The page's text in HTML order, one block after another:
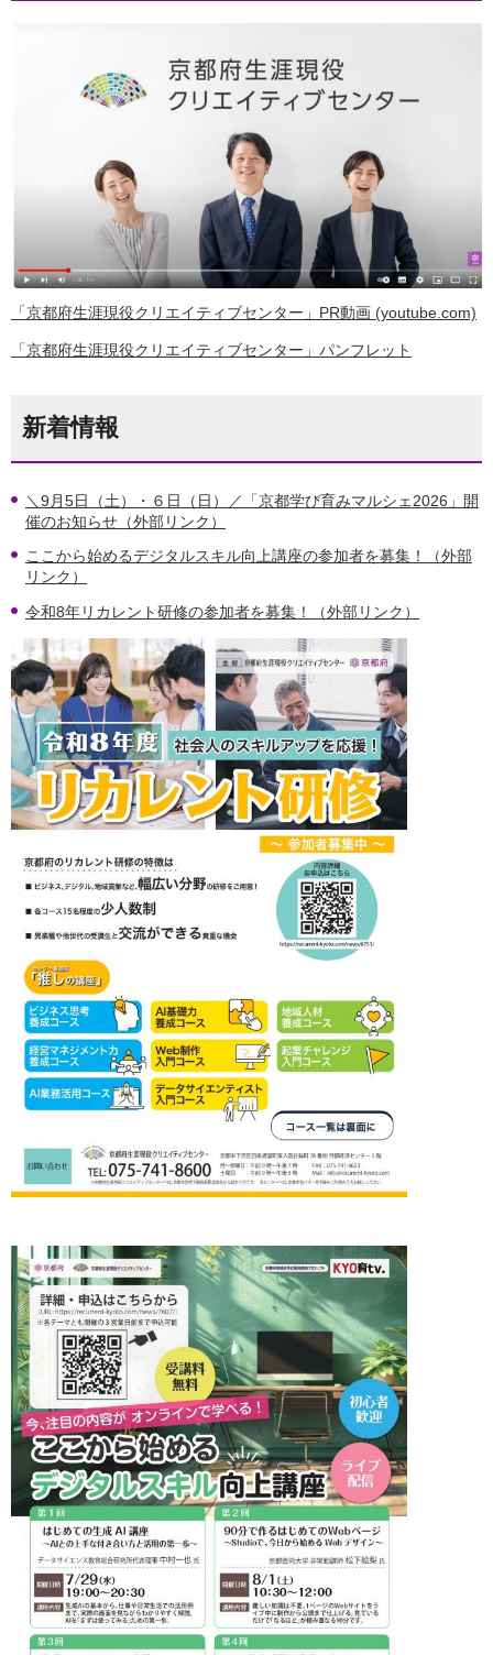
「京都府生涯現役クリエイティブセンター」PR動画 (youtube.com)
「京都府生涯現役クリエイティブセンター」パンフレット
新着情報
＼9月5日（土）・６日（日）／「京都学び育みマルシェ2026」開
催のお知らせ（外部リンク）
ここから始めるデジタルスキル向上講座の参加者を募集！（外部
リンク）
令和8年リカレント研修の参加者を募集！（外部リンク）